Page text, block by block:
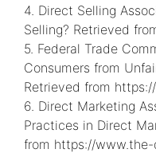
4. Direct Selling
Selling? Retrieved
5. Federal Trade
Consumers from
Retrieved from
6. Direct Marketing
Practices in Direct
from https://www.the-